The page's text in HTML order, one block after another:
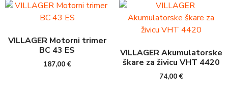
VILLAGER Motorni trimer
BC 43 ES
187,00€
VILLAGER Akumulatorske
škare za živicu VHT 4420
74,00€